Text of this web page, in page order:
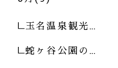
玉名温泉観光…
蛇ヶ谷公園の…